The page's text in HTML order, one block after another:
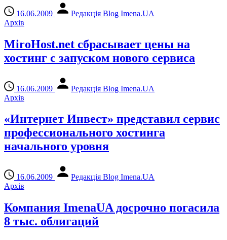
16.06.2009
Редакція Blog Imena.UA
Архів
MiroHost.net сбрасывает цены на
хостинг с запуском нового сервиса
16.06.2009
Редакція Blog Imena.UA
Архів
«Интернет Инвест» представил сервис
профессионального хостинга
начального уровня
16.06.2009
Редакція Blog Imena.UA
Архів
Компания ImenaUA досрочно погасила
8 тыс. облигаций